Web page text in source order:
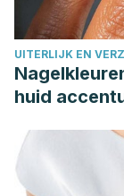
UITERLIJK EN
huid